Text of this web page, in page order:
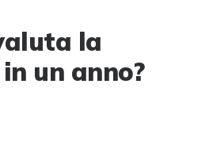
la
un anno?